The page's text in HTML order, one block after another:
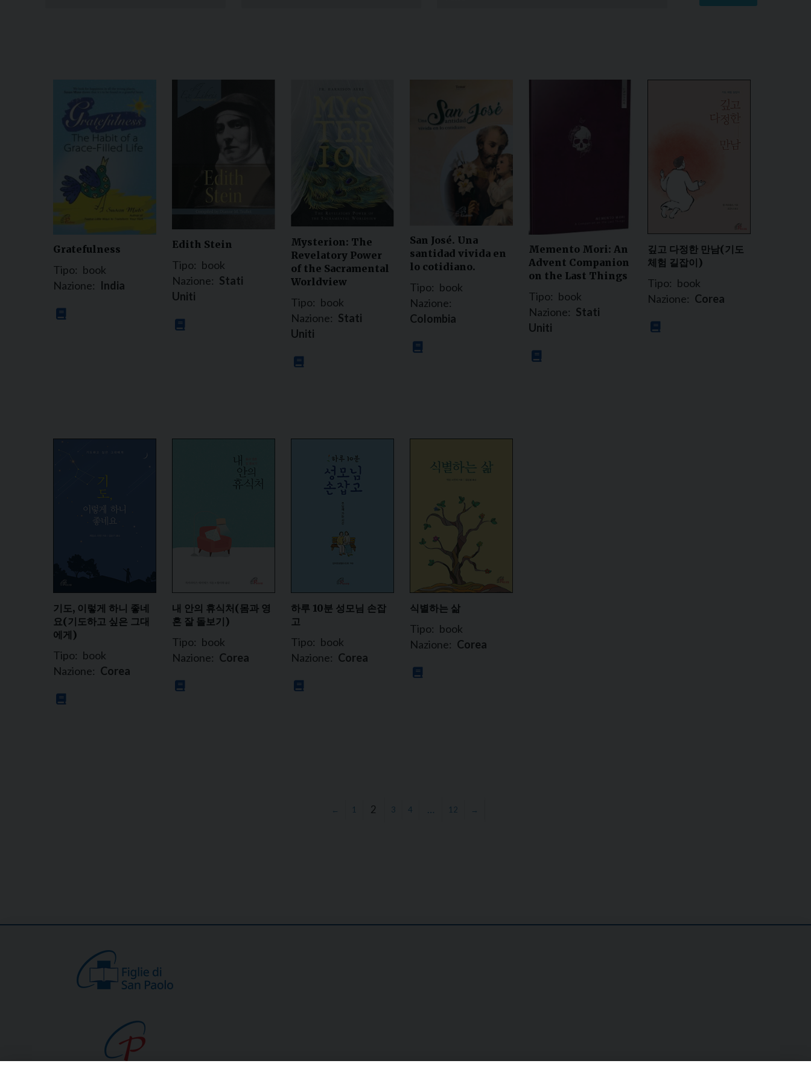
Gratefulness
Tipo: book
Nazione: India
Edith Stein
Tipo: book
Nazione: Stati
Uniti
Mysterion: The
Revelatory Power
of the Sacramental
Worldview
Tipo: book
Nazione: Stati
Uniti
San José. Una
santidad vivida en
lo cotidiano.
Tipo: book
Nazione:
Colombia
Memento Mori: An
Advent Companion
on the Last Things
Tipo: book
Nazione: Stati
Uniti
깊고 다정한 만남(기도
체험 길잡이)
Tipo: book
Nazione: Corea
기도, 이렇게 하니 좋네
요(기도하고 싶은 그대
에게)
Tipo: book
Nazione: Corea
내 안의 휴식처(몸과 영
혼 잘 돌보기)
Tipo: book
Nazione: Corea
하루 10분 성모님 손잡
고
Tipo: book
Nazione: Corea
식별하는 삶
Tipo: book
Nazione: Corea
← 1 2 3 4 … 12 →